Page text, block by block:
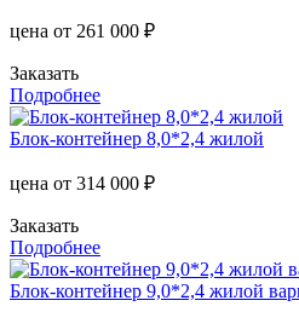
цена от 261 000 ₽
Заказать
Подробнее
Блок-контейнер 8,0*2,4 жилой
цена от 314 000 ₽
Заказать
Подробнее
Блок-контейнер 9,0*2,4 жилой